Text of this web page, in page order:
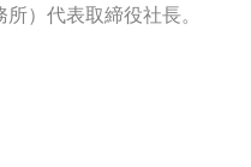
）代表取締役社長。